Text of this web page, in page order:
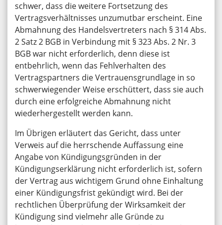
schwer, dass die weitere Fortsetzung des
Vertragsverhältnisses unzumutbar erscheint. Eine
Abmahnung des Handelsvertreters nach § 314 Abs.
2 Satz 2 BGB in Verbindung mit § 323 Abs. 2 Nr. 3
BGB war nicht erforderlich, denn diese ist
entbehrlich, wenn das Fehlverhalten des
Vertragspartners die Vertrauensgrundlage in so
schwerwiegender Weise erschüttert, dass sie auch
durch eine erfolgreiche Abmahnung nicht
wiederhergestellt werden kann.
Im Übrigen erläutert das Gericht, dass unter
Verweis auf die herrschende Auffassung eine
Angabe von Kündigungsgründen in der
Kündigungserklärung nicht erforderlich ist, sofern
der Vertrag aus wichtigem Grund ohne Einhaltung
einer Kündigungsfrist gekündigt wird. Bei der
rechtlichen Überprüfung der Wirksamkeit der
Kündigung sind vielmehr alle Gründe zu